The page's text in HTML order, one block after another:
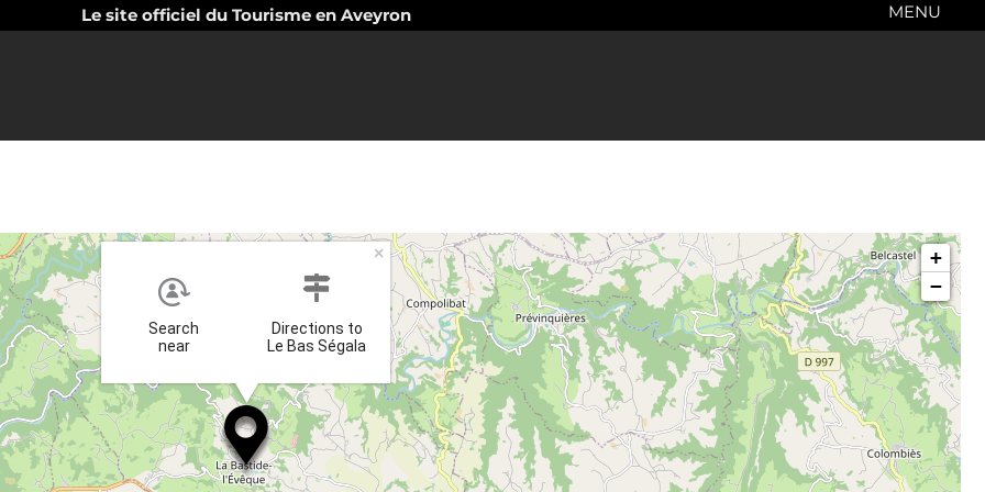
Le site officiel du Tourisme en Aveyron MENU
Search
near
Directions to
Le Bas Ségala
×
+
−